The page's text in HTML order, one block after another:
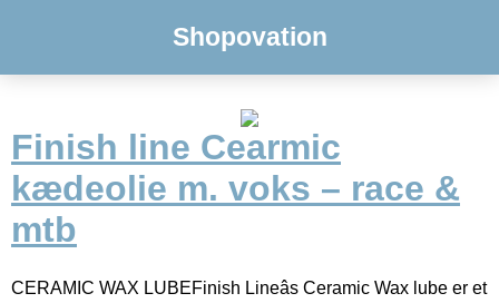
Shopovation
Finish line Cearmic
kædeolie m. voks – race &
mtb
CERAMIC WAX LUBEFinish Lineâs Ceramic Wax lube er et